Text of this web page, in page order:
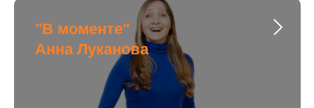
"В моменте"
Анна Луканова